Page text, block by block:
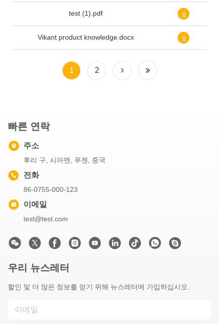
test (1).pdf
Vikant product knowledge.docx
1 2
빠른 연락
주소
후리 구, 시아멘, 푸젠, 중국
전화
86-0755-000-123
이메일
test@test.com
우리 뉴스레터
할인 및 더 많은 정보를 얻기 위해 뉴스레터에 가입하십시오.